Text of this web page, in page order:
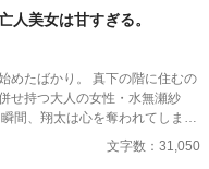
人美女は甘すぎる。
めたばかり。 真下の階に住むの
せ持つ大人の女性・水無瀬紗
間、翔太は心を奪われてしま
パーで再会した彼女は、翔太を
てくれる存在だった。 ある日の
文字数：31,050